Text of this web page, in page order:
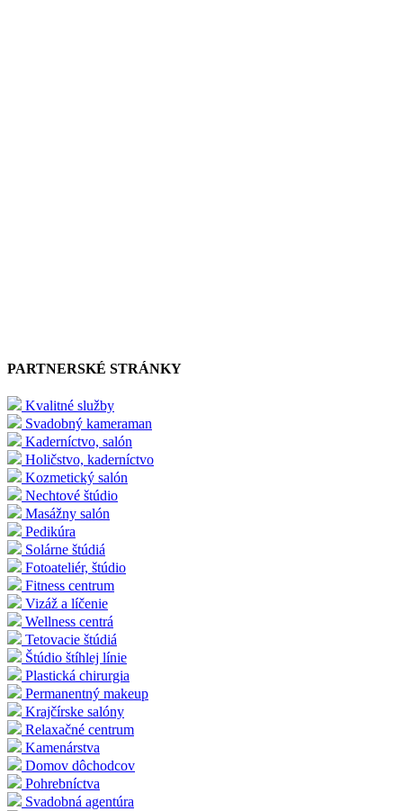
PARTNERSKÉ STRÁNKY
Kvalitné služby
Svadobný kameraman
Kaderníctvo, salón
Holičstvo, kaderníctvo
Kozmetický salón
Nechtové štúdio
Masážny salón
Pedikúra
Solárne štúdiá
Fotoateliér, štúdio
Fitness centrum
Vizáž a líčenie
Wellness centrá
Tetovacie štúdiá
Štúdio štíhlej línie
Plastická chirurgia
Permanentný makeup
Krajčírske salóny
Relaxačné centrum
Kamenárstva
Domov dôchodcov
Pohrebníctva
Svadobná agentúra